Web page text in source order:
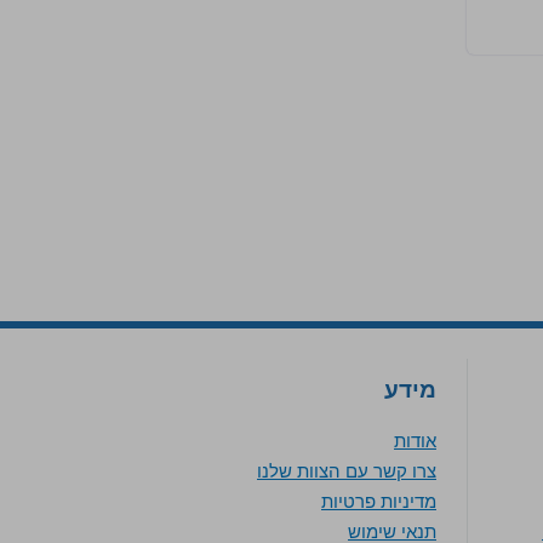
מידע
אודות
צרו קשר עם הצוות שלנו
מדיניות פרטיות
תנאי שימוש